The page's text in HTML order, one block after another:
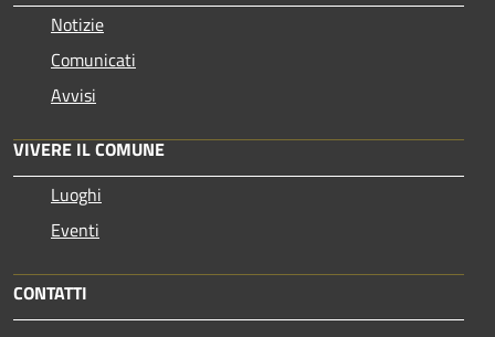
Notizie
Comunicati
Avvisi
VIVERE IL COMUNE
Luoghi
Eventi
CONTATTI